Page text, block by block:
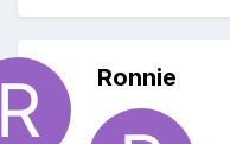
Ronnie